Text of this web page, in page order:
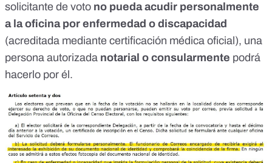
solicitante de voto no pueda acudir personalmente
a la oficina por enfermedad o discapacidad
(acreditada mediante certificación médica oficial), una
persona autorizada notarial o consularmente podrá
hacerlo por él.